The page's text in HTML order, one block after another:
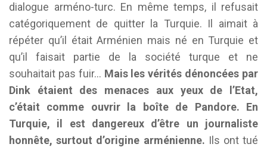
dialogue arméno-turc. En même temps, il refusait
catégoriquement de quitter la Turquie. Il aimait à
répéter qu’il était Arménien mais né en Turquie et
qu’il faisait partie de la société turque et ne
souhaitait pas fuir… Mais les vérités dénoncées par
Dink étaient des menaces aux yeux de l’Etat,
c’était comme ouvrir la boîte de Pandore. En
Turquie, il est dangereux d’être un journaliste
honnête, surtout d’origine arménienne. Ils ont tué